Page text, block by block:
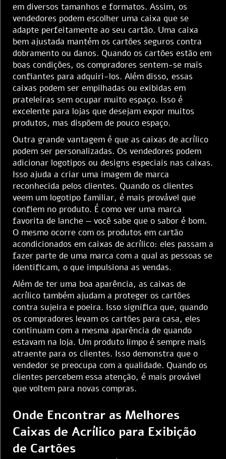
em diversos tamanhos e formatos. Assim, os
vendedores podem escolher uma caixa que se
adapte perfeitamente ao seu cartão. Uma caixa
bem ajustada mantém os cartões seguros contra
dobramento ou danos. Quando os cartões estão em
boas condições, os compradores sentem-se mais
confiantes para adquiri-los. Além disso, essas
caixas podem ser empilhadas ou exibidas em
prateleiras sem ocupar muito espaço. Isso é
excelente para lojas que desejam expor muitos
produtos, mas dispõem de pouco espaço.
Outra grande vantagem é que as caixas de acrílico
podem ser personalizadas. Os vendedores podem
adicionar logotipos ou designs especiais nas caixas.
Isso ajuda a criar uma imagem de marca
reconhecida pelos clientes. Quando os clientes
veem um logotipo familiar, é mais provável que
confiem no produto. É como ver uma marca
favorita de lanche — você sabe que o sabor é bom.
O mesmo ocorre com os produtos em cartão
acondicionados em caixas de acrílico: eles passam a
fazer parte de uma marca com a qual as pessoas se
identificam, o que impulsiona as vendas.
Além de ter uma boa aparência, as caixas de
acrílico também ajudam a proteger os cartões
contra sujeira e poeira. Isso significa que, quando
os compradores levam os cartões para casa, eles
continuam com a mesma aparência de quando
estavam na loja. Um produto limpo é sempre mais
atraente para os clientes. Isso demonstra que o
vendedor se preocupa com a qualidade. Quando os
clientes percebem essa atenção, é mais provável
que voltem para novas compras.
Onde Encontrar as Melhores
Caixas de Acrílico para Exibição
de Cartões